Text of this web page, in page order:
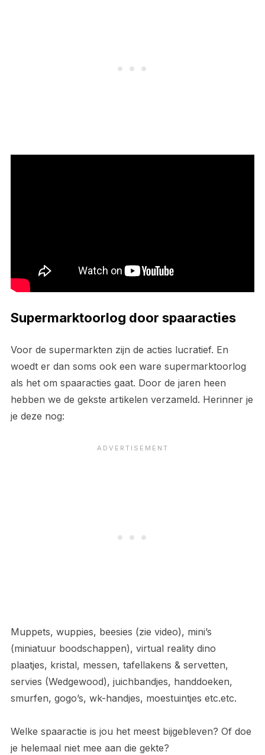
Supermarktoorlog door spaaracties
Voor de supermarkten zijn de acties lucratief. En
woedt er dan soms ook een ware supermarktoorlog
als het om spaaracties gaat. Door de jaren heen
hebben we de gekste artikelen verzameld. Herinner je
je deze nog:
Muppets, wuppies, beesies (zie video), mini’s
(miniatuur boodschappen), virtual reality dino
plaatjes, kristal, messen, tafellakens & servetten,
servies (Wedgewood), juichbandjes, handdoeken,
smurfen, gogo’s, wk-handjes, moestuintjes etc.etc.
Welke spaaractie is jou het meest bijgebleven? Of doe
je helemaal niet mee aan die gekte?